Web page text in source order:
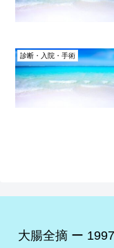
診断・入院・手術
大腸全摘 ー